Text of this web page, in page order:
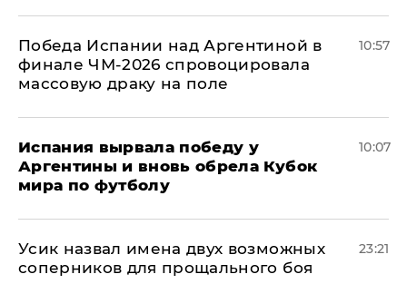
Победа Испании над Аргентиной в
финале ЧМ-2026 спровоцировала
массовую драку на поле
10:57
Испания вырвала победу у
Аргентины и вновь обрела Кубок
мира по футболу
10:07
Усик назвал имена двух возможных
соперников для прощального боя
23:21